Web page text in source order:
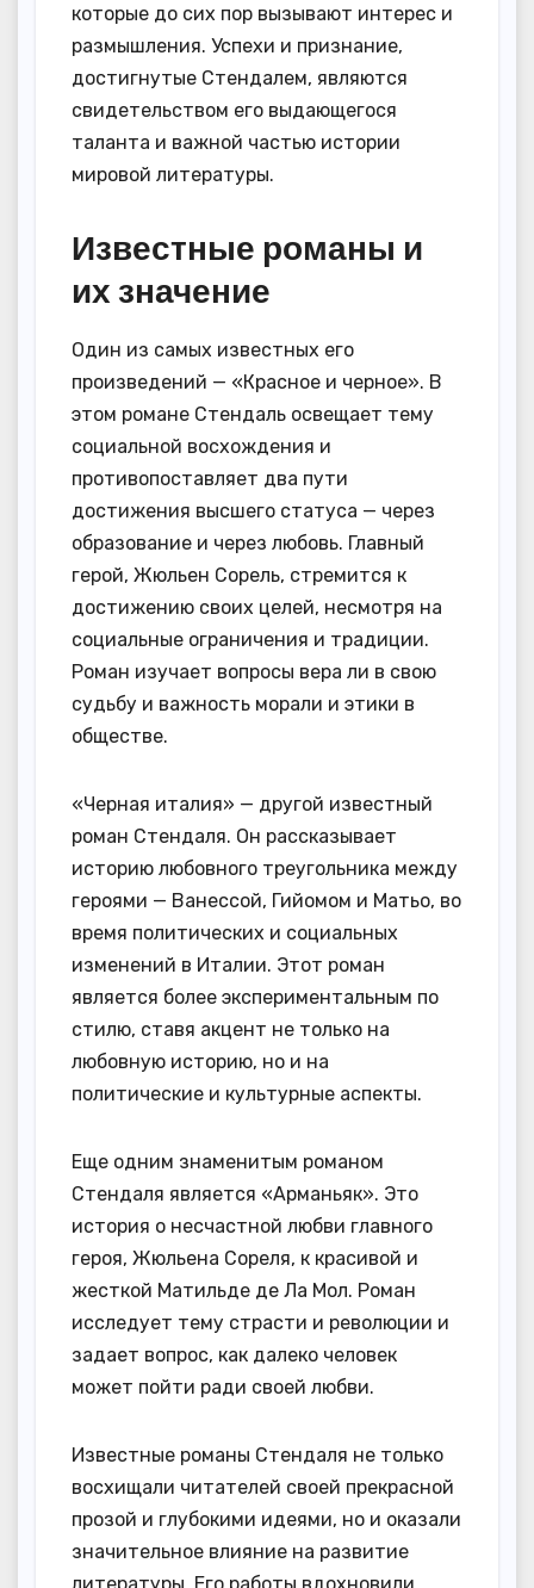
которые до сих пор вызывают интерес и
размышления. Успехи и признание,
достигнутые Стендалем, являются
свидетельством его выдающегося
таланта и важной частью истории
мировой литературы.
Известные романы и
их значение
Один из самых известных его
произведений — «Красное и черное». В
этом романе Стендаль освещает тему
социальной восхождения и
противопоставляет два пути
достижения высшего статуса — через
образование и через любовь. Главный
герой, Жюльен Сорель, стремится к
достижению своих целей, несмотря на
социальные ограничения и традиции.
Роман изучает вопросы вера ли в свою
судьбу и важность морали и этики в
обществе.
«Черная италия» — другой известный
роман Стендаля. Он рассказывает
историю любовного треугольника между
героями — Ванессой, Гийомом и Матьо, во
время политических и социальных
изменений в Италии. Этот роман
является более экспериментальным по
стилю, ставя акцент не только на
любовную историю, но и на
политические и культурные аспекты.
Еще одним знаменитым романом
Стендаля является «Арманьяк». Это
история о несчастной любви главного
героя, Жюльена Сореля, к красивой и
жесткой Матильде де Ла Мол. Роман
исследует тему страсти и революции и
задает вопрос, как далеко человек
может пойти ради своей любви.
Известные романы Стендаля не только
восхищали читателей своей прекрасной
прозой и глубокими идеями, но и оказали
значительное влияние на развитие